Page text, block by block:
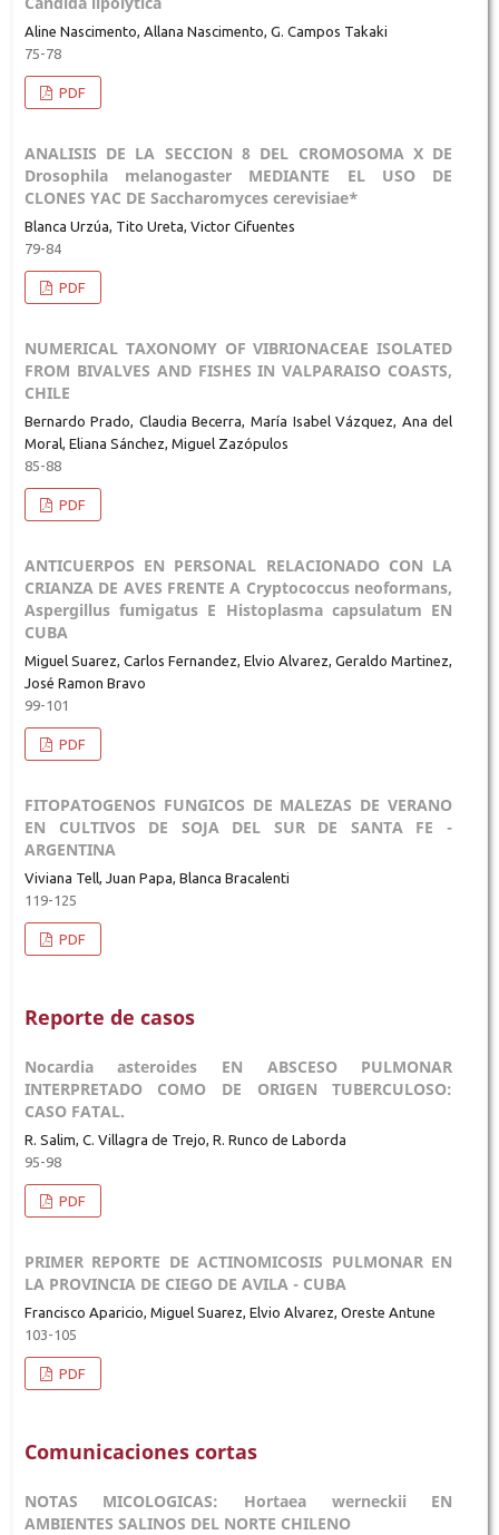
Aline Nascimento, Allana Nascimento, G. Campos Takaki
75-78
PDF
ANALISIS DE LA SECCION 8 DEL CROMOSOMA X DE
Drosophila melanogaster MEDIANTE EL USO DE
CLONES YAC DE Saccharomyces cerevisiae*
Blanca Urzúa, Tito Ureta, Victor Cifuentes
79-84
PDF
NUMERICAL TAXONOMY OF VIBRIONACEAE ISOLATED
FROM BIVALVES AND FISHES IN VALPARAISO COASTS,
CHILE
Bernardo Prado, Claudia Becerra, María Isabel Vázquez, Ana del
Moral, Eliana Sánchez, Miguel Zazópulos
85-88
PDF
ANTICUERPOS EN PERSONAL RELACIONADO CON LA
CRIANZA DE AVES FRENTE A Cryptococcus neoformans,
Aspergillus fumigatus E Histoplasma capsulatum EN
CUBA
Miguel Suarez, Carlos Fernandez, Elvio Alvarez, Geraldo Martinez,
José Ramon Bravo
99-101
PDF
FITOPATOGENOS FUNGICOS DE MALEZAS DE VERANO
EN CULTIVOS DE SOJA DEL SUR DE SANTA FE -
ARGENTINA
Viviana Tell, Juan Papa, Blanca Bracalenti
119-125
PDF
Reporte de casos
Nocardia asteroides EN ABSCESO PULMONAR
INTERPRETADO COMO DE ORIGEN TUBERCULOSO:
CASO FATAL.
R. Salim, C. Villagra de Trejo, R. Runco de Laborda
95-98
PDF
PRIMER REPORTE DE ACTINOMICOSIS PULMONAR EN
LA PROVINCIA DE CIEGO DE AVILA - CUBA
Francisco Aparicio, Miguel Suarez, Elvio Alvarez, Oreste Antune
103-105
PDF
Comunicaciones cortas
NOTAS MICOLOGICAS: Hortaea werneckii EN
AMBIENTES SALINOS DEL NORTE CHILENO